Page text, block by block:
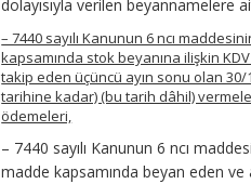
dolayısıyla verilen
– 7440 sayılı Kanunun 6 ncı
kapsamında stok beyanına ilişkin
takip eden üçüncü ayın sonu olan
tarihine kadar) (bu tarih dâhil)
ödemeleri,
– 7440 sayılı Kanunun 6 ncı
madde kapsamında beyan eden